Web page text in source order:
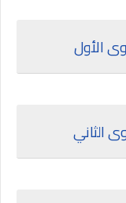
الأول
الثاني